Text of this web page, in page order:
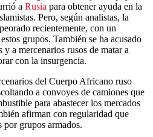
a Rusia para obtener ayuda en la
Pero, según analistas, la
recientemente, con un
grupos. También se ha acusado
y a mercenarios rusos de matar a
con la insurgencia.
del Cuerpo Africano ruso
a convoyes de camiones que
para abastecer los mercados
afirman con regularidad que
por grupos armados.